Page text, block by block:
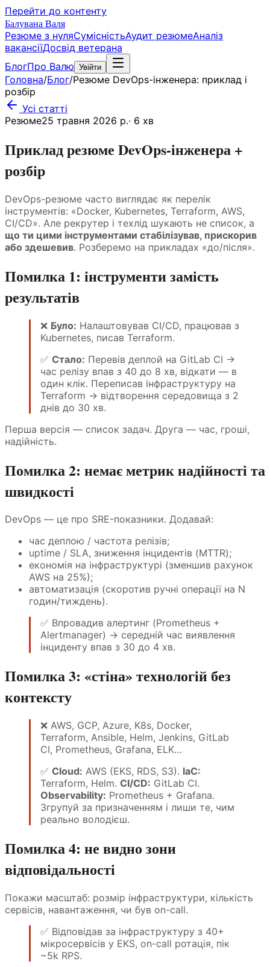
Перейти до контенту
Балувана Валя
Резюме з нуляСумісністьАудит резюмеАналіз
вакансіїДосвід ветерана
БлогПро Валю Увійти
Головна/Блог/Резюме DevOps-інженера: приклад і
розбір
Усі статті
Резюме25 травня 2026 р.· 6 хв
Приклад резюме DevOps-інженера +
розбір
DevOps-резюме часто виглядає як перелік
інструментів: «Docker, Kubernetes, Terraform, AWS,
CI/CD». Але рекрутер і техлід шукають не список, а
що ти цими інструментами стабілізував, прискорив
або здешевив. Розберемо на прикладах «до/після».
Помилка 1: інструменти замість
результатів
❌ Було: Налаштовував CI/CD, працював з
Kubernetes, писав Terraform.
✅ Стало: Перевів деплой на GitLab CI →
час релізу впав з 40 до 8 хв, відкати — в
один клік. Переписав інфраструктуру на
Terraform → відтворення середовища з 2
днів до 30 хв.
Перша версія — список задач. Друга — час, гроші,
надійність.
Помилка 2: немає метрик надійності та
швидкості
DevOps — це про SRE-показники. Додавай:
час деплою / частота релізів;
uptime / SLA, зниження інцидентів (MTTR);
економія на інфраструктурі (зменшив рахунок
AWS на 25%);
автоматизація (скоротив ручні операції на N
годин/тиждень).
✅ Впровадив алертинг (Prometheus +
Alertmanager) → середній час виявлення
інциденту впав з 30 до 4 хв.
Помилка 3: «стіна» технологій без
контексту
❌ AWS, GCP, Azure, K8s, Docker,
Terraform, Ansible, Helm, Jenkins, GitLab
CI, Prometheus, Grafana, ELK…
✅ Cloud: AWS (EKS, RDS, S3). IaC:
Terraform, Helm. CI/CD: GitLab CI.
Observability: Prometheus + Grafana.
Згрупуй за призначенням і лиши те, чим
реально володієш.
Помилка 4: не видно зони
відповідальності
Покажи масштаб: розмір інфраструктури, кількість
сервісів, навантаження, чи був on-call.
✅ Відповідав за інфраструктуру з 40+
мікросервісів у EKS, on-call ротація, пік
~5k RPS.